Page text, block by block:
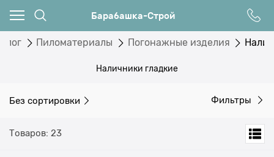
Барабашка-Строй
Пиломатериалы Погонажные изделия
Наличники гладкие
Без сортировки Фильтры
Товаров: 23